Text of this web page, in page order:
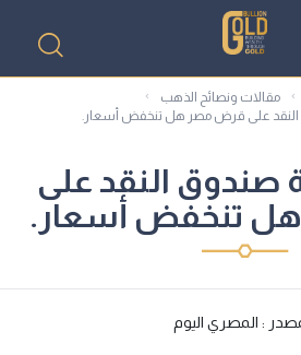
مقالات ونصائح الذهب
النقد على قرض مصر هل تنخفض أسعار.
صندوق النقد على
تنخفض أسعار.
: المصري اليوم